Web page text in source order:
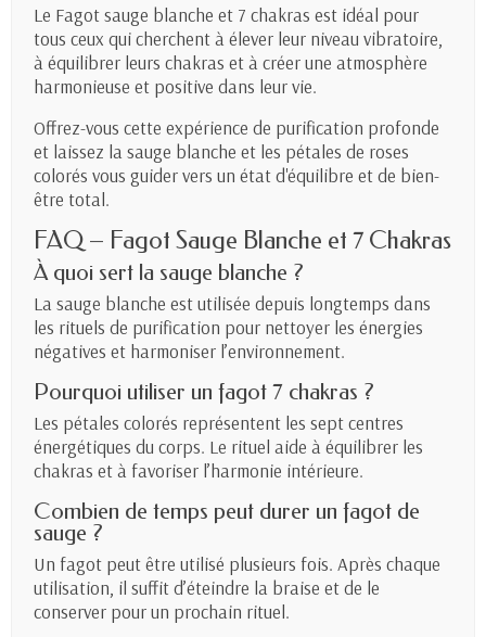
Le Fagot sauge blanche et 7 chakras est idéal pour
tous ceux qui cherchent à élever leur niveau vibratoire,
à équilibrer leurs chakras et à créer une atmosphère
harmonieuse et positive dans leur vie.
Offrez-vous cette expérience de purification profonde
et laissez la sauge blanche et les pétales de roses
colorés vous guider vers un état d'équilibre et de bien-
être total.
FAQ – Fagot Sauge Blanche et 7 Chakras
À quoi sert la sauge blanche ?
La sauge blanche est utilisée depuis longtemps dans
les rituels de purification pour nettoyer les énergies
négatives et harmoniser l’environnement.
Pourquoi utiliser un fagot 7 chakras ?
Les pétales colorés représentent les sept centres
énergétiques du corps. Le rituel aide à équilibrer les
chakras et à favoriser l’harmonie intérieure.
Combien de temps peut durer un fagot de
sauge ?
Un fagot peut être utilisé plusieurs fois. Après chaque
utilisation, il suffit d’éteindre la braise et de le
conserver pour un prochain rituel.